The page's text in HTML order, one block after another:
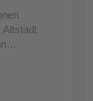
Altstadt